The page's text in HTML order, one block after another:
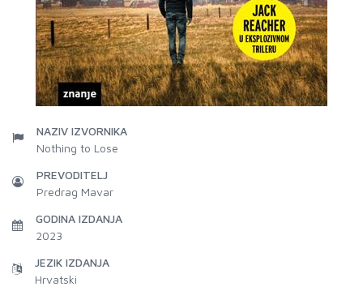
NAZIV IZVORNIKA
Nothing to Lose
PREVODITELJ
Predrag Mavar
GODINA IZDANJA
2023
JEZIK IZDANJA
Hrvatski